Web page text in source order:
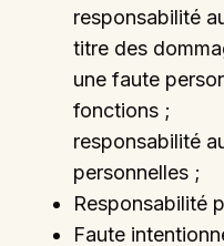
responsabilité
titre des
une faute
fonctions ;
responsabilité
personnelles ;
Responsabilité
Faute